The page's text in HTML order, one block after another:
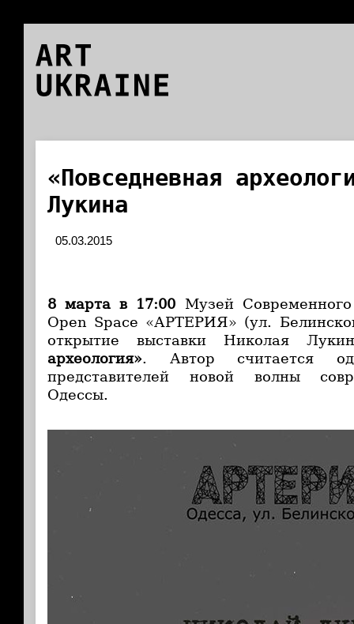
ART
UKRAINE
«Повседневная
Лукина
05.03.2015
8 марта в 17:00 Музей
Open Space «АРТЕРИЯ» (ул.
открытие выставки Николая
археология». Автор считается
представителей новой волны
Одессы.